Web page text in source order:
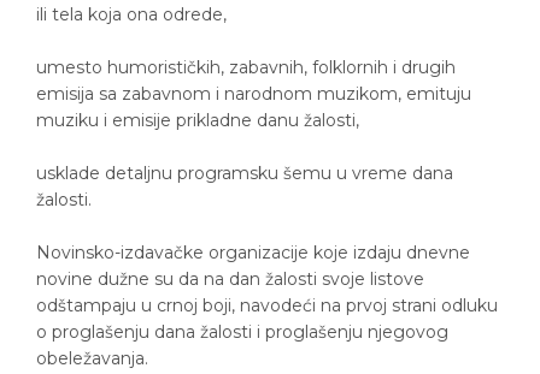
ili tela koja ona odrede,
umesto humorističkih, zabavnih, folklornih i drugih
emisija sa zabavnom i narodnom muzikom, emituju
muziku i emisije prikladne danu žalosti,
usklade detaljnu programsku šemu u vreme dana
žalosti.
Novinsko-izdavačke organizacije koje izdaju dnevne
novine dužne su da na dan žalosti svoje listove
odštampaju u crnoj boji, navodeći na prvoj strani odluku
o proglašenju dana žalosti i proglašenju njegovog
obeležavanja.